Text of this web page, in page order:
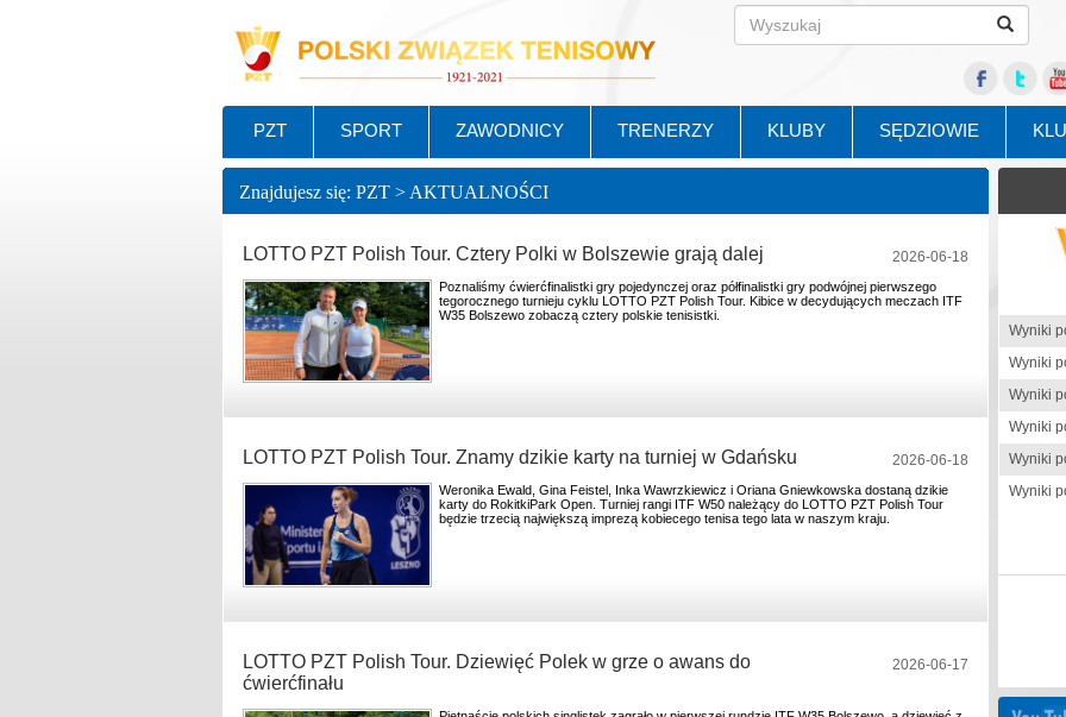
PZT SPORT ZAWODNICY TRENERZY KLUBY SĘDZIOWIE
Znajdujesz się: PZT > AKTUALNOŚCI
LOTTO PZT Polish Tour. Cztery Polki w Bolszewie grają dalej 2026-06-18
Poznaliśmy ćwierćfinalistki gry pojedynczej oraz półfinalistki gry podwójnej pierwszego
tegorocznego turnieju cyklu LOTTO PZT Polish Tour. Kibice w decydujących meczach ITF
W35 Bolszewo zobaczą cztery polskie tenisistki.
LOTTO PZT Polish Tour. Znamy dzikie karty na turniej w Gdańsku 2026-06-18
Weronika Ewald, Gina Feistel, Inka Wawrzkiewicz i Oriana Gniewkowska dostaną dzikie
karty do RokitkiPark Open. Turniej rangi ITF W50 należący do LOTTO PZT Polish Tour
będzie trzecią największą imprezą kobiecego tenisa tego lata w naszym kraju.
LOTTO PZT Polish Tour. Dziewięć Polek w grze o awans do
ćwierćfinału
2026-06-17